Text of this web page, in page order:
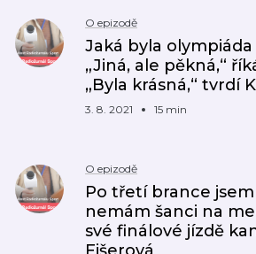
O epizodě
Jaká byla olympiáda
„Jiná, ale pěkná,“
„Byla krásná,“ tvrdí
3. 8. 2021 15 min
O epizodě
Po třetí brance jsem
nemám šanci na
své finálové jízdě